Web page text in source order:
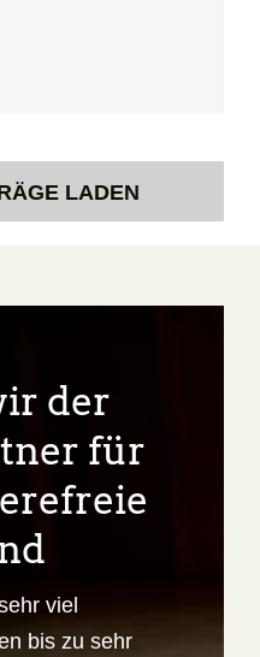
LADEN
der
für
viel
bis zu sehr